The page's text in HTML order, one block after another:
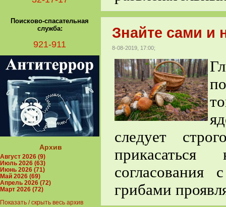
Знайте сами и
8-08-2019, 17:00;
следует
грибами
Поисково-спасательная
служба:
921-911
Архив
Август 2026 (9)
Июль 2026 (63)
Июнь 2026 (71)
Май 2026 (69)
Апрель 2026 (72)
Март 2026 (72)
Показать / скрыть весь архив